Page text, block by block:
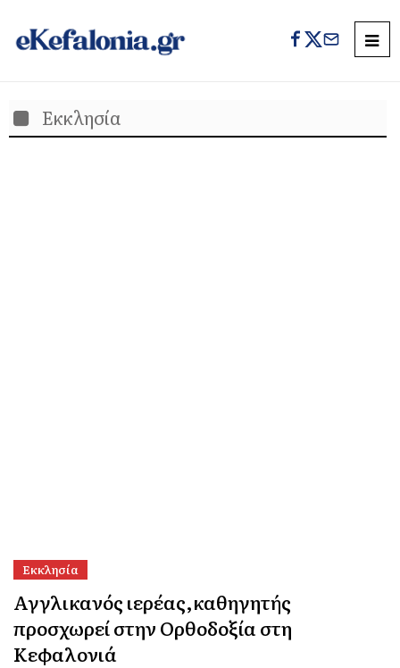
Εκκλησία
Εκκλησία
Αγγλικανός ιερέας,καθηγητής
προσχωρεί στην Oρθοδοξία στη
Κεφαλονιά